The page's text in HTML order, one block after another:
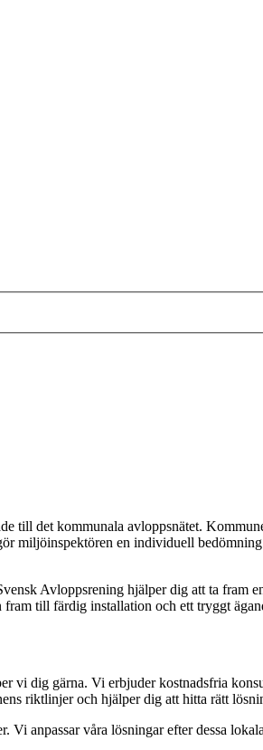
till det kommunala avloppsnätet.
miljöinspektören en individuell
Avloppsrening hjälper dig att ta fram
till färdig installation och ett tryggt
vi dig gärna. Vi erbjuder kostnadsfria
riktlinjer och hjälper dig att hitta rätt
anpassar våra lösningar efter dessa